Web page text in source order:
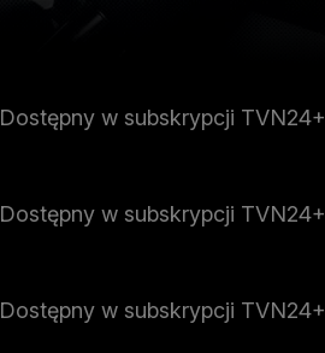
Dostępny w subskrypcji TVN24+
Dostępny w subskrypcji TVN24+
Dostępny w subskrypcji TVN24+